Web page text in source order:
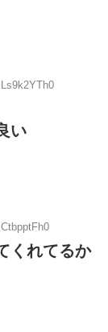
い
くれてるか